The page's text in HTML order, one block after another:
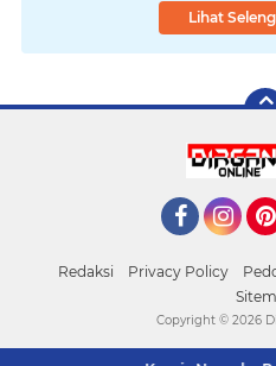
Lihat
Redaksi Privacy Policy
Copyright © 2026